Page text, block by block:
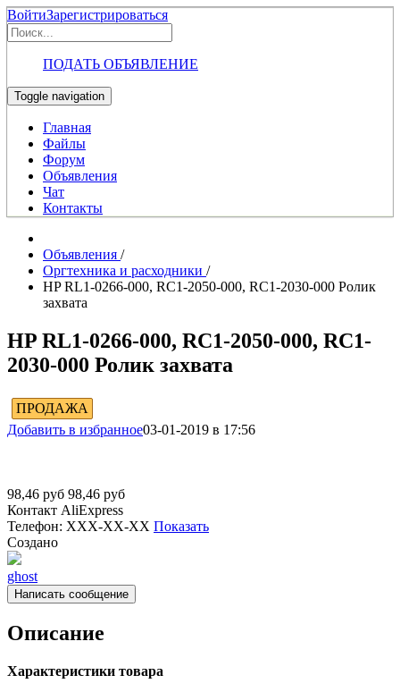
ВойтиЗарегистрироваться
ПОДАТЬ ОБЪЯВЛЕНИЕ
Toggle navigation
Главная
Файлы
Форум
Объявления
Чат
Контакты
Объявления /
Оргтехника и расходники /
HP RL1-0266-000, RC1-2050-000, RC1-2030-000 Ролик
захвата
HP RL1-0266-000, RC1-2050-000, RC1-
2030-000 Ролик захвата
ПРОДАЖА
Добавить в избранное03-01-2019 в 17:56
98,46 руб 98,46 руб
Контакт AliExpress
Телефон: XXX-XX-XX Показать
Создано
ghost
Написать сообщение
Описание
Характеристики товара